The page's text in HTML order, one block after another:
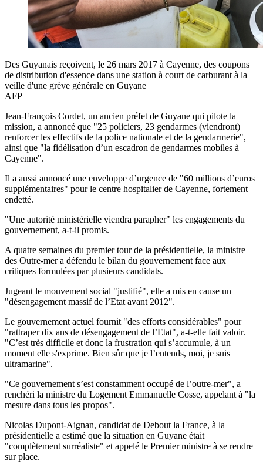
Des Guyanais reçoivent, le 26 mars 2017 à Cayenne, des coupons
de distribution d'essence dans une station à court de carburant à la
veille d'une grève générale en Guyane
AFP
Jean-François Cordet, un ancien préfet de Guyane qui pilote la
mission, a annoncé que "25 policiers, 23 gendarmes (viendront)
renforcer les effectifs de la police nationale et de la gendarmerie",
ainsi que "la fidélisation d’un escadron de gendarmes mobiles à
Cayenne".
Il a aussi annoncé une enveloppe d’urgence de "60 millions d’euros
supplémentaires" pour le centre hospitalier de Cayenne, fortement
endetté.
"Une autorité ministérielle viendra parapher" les engagements du
gouvernement, a-t-il promis.
A quatre semaines du premier tour de la présidentielle, la ministre
des Outre-mer a défendu le bilan du gouvernement face aux
critiques formulées par plusieurs candidats.
Jugeant le mouvement social "justifié", elle a mis en cause un
"désengagement massif de l’Etat avant 2012".
Le gouvernement actuel fournit "des efforts considérables" pour
"rattraper dix ans de désengagement de l’Etat", a-t-elle fait valoir.
"C’est très difficile et donc la frustration qui s’accumule, à un
moment elle s'exprime. Bien sûr que je l’entends, moi, je suis
ultramarine".
"Ce gouvernement s’est constamment occupé de l’outre-mer", a
renchéri la ministre du Logement Emmanuelle Cosse, appelant à "la
mesure dans tous les propos".
Nicolas Dupont-Aignan, candidat de Debout la France, à la
présidentielle a estimé que la situation en Guyane était
"complètement surréaliste" et appelé le Premier ministre à se rendre
sur place.